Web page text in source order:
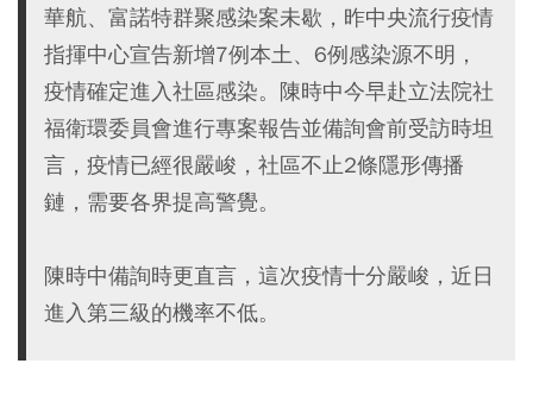
華航、富諾特群聚感染案未歇，昨中央流行疫情
指揮中心宣告新增7例本土、6例感染源不明，
疫情確定進入社區感染。陳時中今早赴立法院社
福衛環委員會進行專案報告並備詢會前受訪時坦
言，疫情已經很嚴峻，社區不止2條隱形傳播
鏈，需要各界提高警覺。
陳時中備詢時更直言，這次疫情十分嚴峻，近日
進入第三級的機率不低。